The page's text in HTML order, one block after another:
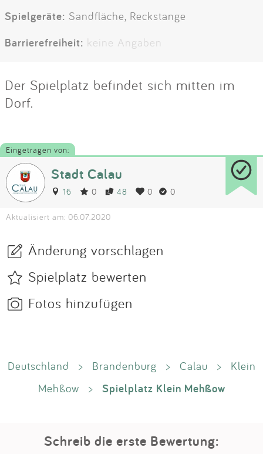
Spielgeräte: Sandfläche, Reckstange
Barrierefreiheit: keine Angaben
Der Spielplatz befindet sich mitten im
Dorf.
Eingetragen von:
Stadt Calau
16 0 48 0 0
Aktualisiert am: 06.07.2020
Änderung vorschlagen
Spielplatz bewerten
Fotos hinzufügen
Deutschland > Brandenburg > Calau >
Klein
Mehßow
> Spielplatz Klein Mehßow
Schreib die erste Bewertung: